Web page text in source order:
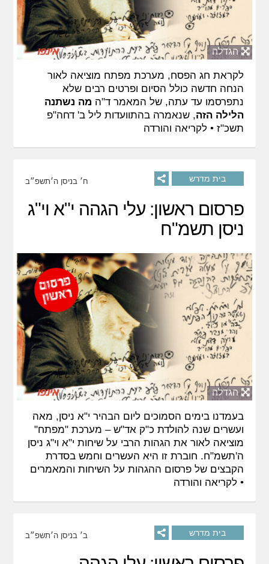
הגדלה
לקראת חג הפסח, מערכת מפתח מוציאה לאור
הנחה חדשה כולל הסיום ופרטים רבים שלא
נתפרסמו עד עתה, של המאמר ד"ה מה נשתנה
הלילה הזה, שנאמרה בהתוועדות ליל ב' דחה"פ
תשכ"ז •לקריאה והורדה
בית מדרש ח׳ בניסן ה׳תשפ״ב
פרסום ראשון: עלי הגהה י"א וי"ג
ניסן תשמ"ח
הגדלה
בעמדנו בימים הסמוכים ליום הבהיר י"א ניסן, מאה
ועשרים שנה להולדת כ"ק אד"ש – מערכת "מפתח"
מוציאה לאור את הגהות הרבי על שיחות י"א וי"ג ניסן
ה'תשמ"ח. חוברת זו היא העשרים וחמש בסדרת
הקבצים של פרסום ההגהות על השיחות והמאמרים
•לקריאה והורדה
בית מדרש ב׳ בניסן ה׳תשפ״ב